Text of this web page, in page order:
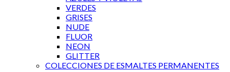
VERDES
GRISES
NUDE
FLUOR
NEON
GLITTER
COLECCIONES DE ESMALTES PERMANENTES